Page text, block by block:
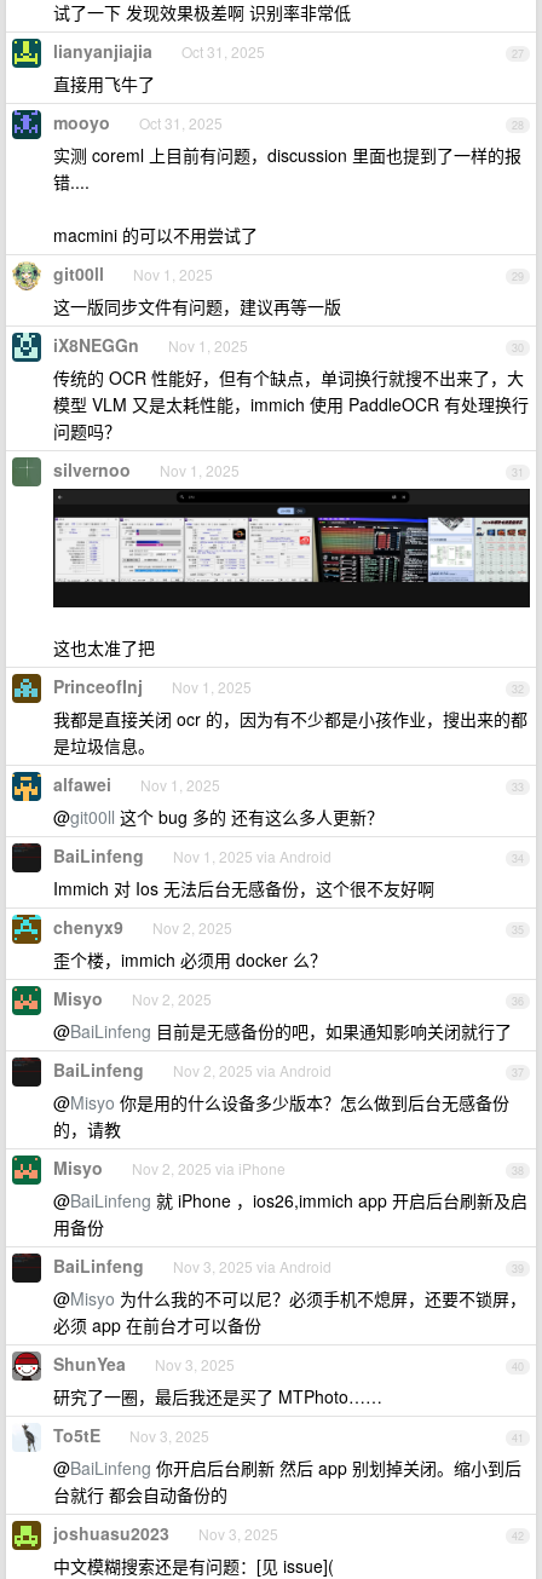
试了一下 发现效果极差啊 识别率非常低
27
lianyanjiajia Oct 31, 2025
直接用飞牛了
28
mooyo Oct 31, 2025
实测 coreml 上目前有问题，discussion 里面也提到了一样的报
错....
macmini 的可以不用尝试了
29
git00ll Nov 1, 2025
这一版同步文件有问题，建议再等一版
30
iX8NEGGn Nov 1, 2025
传统的 OCR 性能好，但有个缺点，单词换行就搜不出来了，大
模型 VLM 又是太耗性能，immich 使用 PaddleOCR 有处理换行
问题吗？
31
silvernoo Nov 1, 2025
这也太准了把
32
PrinceofInj Nov 1, 2025
我都是直接关闭 ocr 的，因为有不少都是小孩作业，搜出来的都
是垃圾信息。
33
alfawei Nov 1, 2025
@git00ll 这个 bug 多的 还有这么多人更新？
34
BaiLinfeng Nov 1, 2025 via Android
Immich 对 Ios 无法后台无感备份，这个很不友好啊
35
chenyx9 Nov 2, 2025
歪个楼，immich 必须用 docker 么？
36
Misyo Nov 2, 2025
@BaiLinfeng 目前是无感备份的吧，如果通知影响关闭就行了
37
BaiLinfeng Nov 2, 2025 via Android
@Misyo 你是用的什么设备多少版本？怎么做到后台无感备份
的，请教
38
Misyo Nov 2, 2025 via iPhone
@BaiLinfeng 就 iPhone ，ios26,immich app 开启后台刷新及启
用备份
39
BaiLinfeng Nov 3, 2025 via Android
@Misyo 为什么我的不可以尼？必须手机不熄屏，还要不锁屏，
必须 app 在前台才可以备份
40
ShunYea Nov 3, 2025
研究了一圈，最后我还是买了 MTPhoto……
41
To5tE Nov 3, 2025
@BaiLinfeng 你开启后台刷新 然后 app 别划掉关闭。缩小到后
台就行 都会自动备份的
42
joshuasu2023 Nov 3, 2025
中文模糊搜索还是有问题：[见 issue](